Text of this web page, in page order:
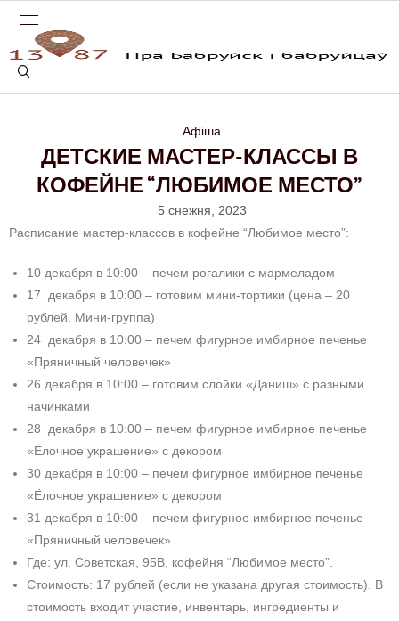
Афіша
ДЕТСКИЕ МАСТЕР-КЛАССЫ В
КОФЕЙНЕ “ЛЮБИМОЕ МЕСТО”
5 снежня, 2023
Расписание мастер-классов в кофейне “Любимое место”:
10 декабря в 10:00 – печем рогалики с мармеладом
17 декабря в 10:00 – готовим мини-тортики (цена – 20
рублей. Мини-группа)
24 декабря в 10:00 – печем фигурное имбирное печенье
«Пряничный человечек»
26 декабря в 10:00 – готовим слойки «Даниш» с разными
начинками
28 декабря в 10:00 – печем фигурное имбирное печенье
«Ёлочное украшение» с декором
30 декабря в 10:00 – печем фигурное имбирное печенье
«Ёлочное украшение» с декором
31 декабря в 10:00 – печем фигурное имбирное печенье
«Пряничный человечек»
Где: ул. Советская, 95В, кофейня “Любимое место”.
Стоимость: 17 рублей (если не указана другая стоимость). В
стоимость входит участие, инвентарь, ингредиенты и